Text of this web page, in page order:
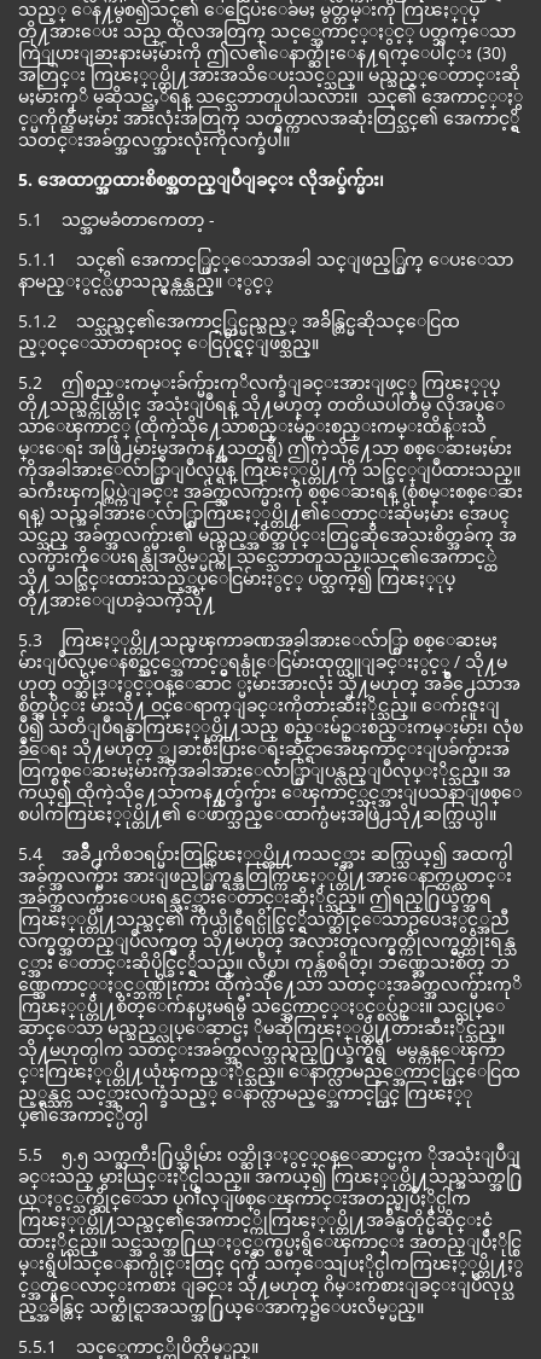
သည့္ ေန႔မွစ၍သင္၏ ေငြေပးေခ်မႈ မွတ္တမ္းကို ကြၽႏ္ုပ္
တို႔အားေပး သည္ ထိုလအတြက္ သင့္အေကာင့္ႏွင့္ ပတ္သက္ေသာ
ကြဲျပားျခားနားမႈမ်ားကို ဤလ၏ေနာက္ဆုံးေန႔ရက္ေပါင္း (30)
အတြင္း ကြၽႏ္ုပ္တို႔အားအသိေပးသင့္သည္။ မည္သည့္ေတာင္းဆို
မႈမ်ားကုိ မဆိုသင္ညႇိရန္ သင္သေဘာတူပါသလား။ သင္၏ အေကာင့္ႏွ
င့္မကိုက္ညီမႈမ်ား အားလုံးအတြက္ သတ္မွတ္ကာလအဆုံးတြင္သင္၏ အေကာင့္ရွိ
သတင္းအခ်က္အလက္အားလုံးကိုလက္ခံပါ။
5. အေထာက္အထားစိစစ္အတည္ျပဳျခင္း လိုအပ္ခ်က္မ်ား၊
5.1 သင္အာမခံတာကေတာ့ -
5.1.1 သင္၏ အေကာင့္ဖြင့္ေသာအခါ သင္ျဖည့္စြက္ ေပးေသာ
နာမည္ႏွင့္လိပ္စာသည္မွန္ကန္သည္။ ႏွင့္
5.1.2 သင္သည္သင္၏အေကာင့္တြင္မည္သည့္ အခ်ိန္တြင္မဆိုသင္ေငြထ
ည့္၀င္ေသာတရားဝင္ ေငြပိုင္ရွင္ျဖစ္သည္။
5.2 ဤစည္းကမ္းခ်က္မ်ားကုိလက္ခံျခင္းအားျဖင့္ ကြၽႏ္ုပ္
တို႔သည္သင္ကိုယ္တိုင္ အသုံးျပဳရန္ သို႔မဟုတ္ တတိယပါတီမွ လိုအပ္ေ
သာေၾကာင့္ (ထိုကဲ့သို႔ေသာစည္းမ်ဥ္းစည္းကမ္းထိန္းသိ
မ္းေရး အဖြဲ႕မ်ားမွအကန႔္အသတ္မရွိ) ဤကဲ့သို႔ေသာ စစ္ေဆးမႈမ်ား
ကိုအခါအားေလ်ာ္စြာျပဳလုပ္ရန္ ကြၽႏ္ုပ္တို႔ကို သင္ခြင့္ျပဳထားသည္။
ႀကီးၾကပ္ကြပ္ကဲျခင္း အခ်က္အလက္မ်ားကို စစ္ေဆးရန္ (စုံစမ္းစစ္ေဆး
ရန္) သည္အခါအားေလ်ာ္စြာကြၽႏ္ုပ္တို႔၏ေတာင္းဆိုမႈမ်ား အေပၚ
သင္သည္ အခ်က္အလက္မ်ား၏ မည္သည့္အစိတ္အပိုင္းတြင္မဆိုအေသးစိတ္အခ်က္ အ
လက္မ်ားကိုေပးရန္လိုအပ္လိမ့္မည္ကို သင္သေဘာတူသည္။သင္၏အေကာင့္ထဲ
သို႔ သင္သြင္းထားသည့္အပ္ေငြမ်ားႏွင့္ ပတ္သက္၍ ကြၽႏ္ုပ္
တို႔အားေျပာခဲ့သကဲ့သို႔
5.3 ကြၽႏ္ုပ္တို႔သည္မၾကာခဏအခါအားေလ်ာ္စြာ စစ္ေဆးမႈ
မ်ားျပဳလုပ္ေနစဥ္သင့္အေကာင့္မွရန္ပုံေငြမ်ားထုတ္ယူျခင္းႏွင့္ / သို႔မ
ဟုတ္ ဝဘ္ဆိုဒ္ႏွင့္ဝန္ေဆာင ္မႈမ်ားအားလုံး သို႔မဟုတ္ အခ်ိဳ႕ေသာအ
စိတ္အပိုင္း မ်ားသို႔ ဝင္ေရာက္ျခင္းကိုတားဆီးႏိုင္သည္။ ေက်းဇူးျ
ပဳ၍ သတိျပဳရန္မွာကြၽႏ္ုပ္တို႔သည္ စည္းမ်ဥ္းစည္းကမ္းမ်ား၊ လုံၿ
ခဳံေရး သို႔မဟုတ္ ္အျခားစီးပြားေရးဆိုင္ရာအေၾကာင္းျပခ်က္မ်ားအ
တြက္စစ္ေဆးမႈမ်ားကိုအခါအားေလ်ာ္စြာျပန္လည္ျပဳလုပ္ႏိုင္သည္။ အ
ကယ္၍ ထိုကဲ့သို႔ေသာကန႔္သတ္ခ်က္မ်ား ေၾကာင့္သင့္အားျပသနာျဖစ္ေ
စပါကကြၽႏ္ုပ္တို႔၏ ေဖာက္သည္ေထာက္ပံမႈအဖြဲ႕သို႔ဆက္သြယ္ပါ။
5.4 အခ်ိဳ႕ကိစၥရပ္မ်ားတြင္ကြၽႏ္ုပ္တို႔ကသင့္အား ဆက္သြယ္၍ အထက္ပါ
အခ်က္အလက္မ်ား အားျဖည့္စြက္ရန္အတြက္ကြၽႏ္ုပ္တို႔အားေနာက္ထပ္သတင္း
အခ်က္အလက္မ်ားေပးရန္သင့္အားေတာင္းဆိုႏိုင္သည္။ ဤရည္႐ြယ္ခ်က္အရ
ကြၽႏ္ုပ္တို႔သည္သင္၏ ကိုယ္ပိုင္စီရင္ပိုင္ခြင့္ရွိသက္ဆိုင္ေသာဥပေဒႏွင့္အညီ
လက္မွတ္အတည္ျပဳလက္မွတ္ သို႔မဟုတ္ အလားတူလက္မွတ္ကိုလက္မွတ္ထိုးရန္သ
င့္အား ေတာင္းဆိုပိုင္ခြင့္ရွိသည္။ လိပ္စာ၊ ကုန္က်စရိတ္၊ ဘဏ္အေသးစိတ္ ဘ
ဏ္အေကာင့္ႏွင့္ဘဏ္ကိုးကား ထိုကဲ့သို႔ေသာ သတင္းအခ်က္အလက္မ်ားကုိ
ကြၽႏ္ုပ္တို႔စိတ္ေက်နပ္မႈမရမွီ သင္အေကာင့္ႏွင့္စပ္လ်ဥ္း။ သင္လုပ္ေ
ဆာင္ေသာ မည္သည့္လုပ္ေဆာင္မႈ ိုမဆိုကြၽႏ္ုပ္တို႔တားဆီးႏိုင္သည္။
သို႔မဟုတ္ပါက သတင္းအခ်က္အလက္သည္ရည္႐ြယ္ခ်က္ရွိရွိ မမွန္ကန္ေၾကာ
င္းကြၽႏ္ုပ္တို႔ယုံၾကည္ႏိုင္သည္။ ေနာက္လာမည့္အေကာင့္တြင္ေငြထ
ည့္ရန္သင္က သင့္အားလက္ခံသည့္ ေနာက္လာမည့္အေကာင့္တြင္ ကြၽႏ္ု
ပ္၏အေကာင့္ပိတ္ပါ
5.5 ၅.၅ သက္ႀကီး႐ြယ္အိုမ်ား ဝဘ္ဆိုဒ္ႏွင့္ဝန္ေဆာင္မႈက ိုအသုံးျပဳျ
ခင္းသည္ မွားယြင္းႏိုင္ပါသည္။ အကယ္၍ ကြၽႏ္ုပ္တို႔သည္အသက္အ႐ြ
ယ္ႏွင့္သက္ဆိုင္ေသာ ပုဂၢိဳလ္ျဖစ္ေၾကာင္းအတည္မျပဳႏိုင္ပါက
ကြၽႏ္ုပ္တို႔သည္သင္၏အေကာင့္ကိုကြၽႏ္ုပ္တို႔အခ်ိန္မတိုင္မီဆိုင္းငံ့
ထားႏိုင္သည္။ သင္အသက္အ႐ြယ္ႏွင့္ဆက္စပ္မႈရွိေၾကာင္း အတည္ျပဳႏိုင္စြ
မ္းရွိပါသင္ေနာက္ပိုင္းတြင္ ၎ကို သက္ေသျပႏိုင္ပါကကြၽႏ္ုပ္တို႔ႏွ
င့္အတူေလာင္းကစား ျခင္း သို႔မဟုတ္ ဂိမ္းကစားျခင္းျပဳလုပ္သ
ည့္အခ်ိန္တြင္ သက္ဆိုင္ရာအသက္အ႐ြယ္ေအာက္၌ေပးလိမ့္မည္။
5.5.1 သင့္အေကာင့္ကိုပိတ္လိမ့္မည္။